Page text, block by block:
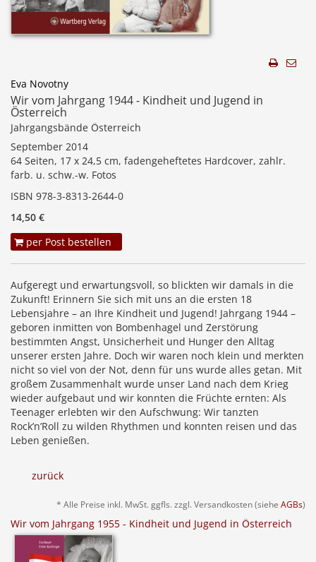
Eva Novotny
Wir vom Jahrgang 1944 - Kindheit und Jugend in
Österreich
Jahrgangsbände Österreich
September 2014
64 Seiten, 17 x 24,5 cm, fadengeheftetes Hardcover, zahlr.
farb. u. schw.-w. Fotos
ISBN 978-3-8313-2644-0
14,50 €
per Post bestellen
Aufgeregt und erwartungsvoll, so blickten wir damals in die
Zukunft! Erinnern Sie sich mit uns an die ersten 18
Lebensjahre – an Ihre Kindheit und Jugend! Jahrgang 1944 –
geboren inmitten von Bombenhagel und Zerstörung
bestimmten Angst, Unsicherheit und Hunger den Alltag
unserer ersten Jahre. Doch wir waren noch klein und merkten
nicht so viel von der Not, denn für uns wurde alles getan. Mit
großem Zusammenhalt wurde unser Land nach dem Krieg
wieder aufgebaut und wir konnten die Früchte ernten: Als
Teenager erlebten wir den Aufschwung: Wir tanzten
Rock’n’Roll zu wilden Rhythmen und konnten reisen und das
Leben genießen.
zurück
* Alle Preise inkl. MwSt. ggfls. zzgl. Versandkosten (siehe AGBs)
Wir vom Jahrgang 1955 - Kindheit und Jugend in Österreich